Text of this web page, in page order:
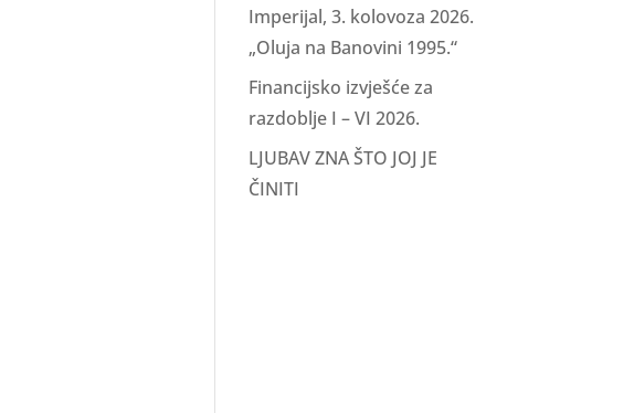
Imperijal, 3. kolovoza 2026.
„Oluja na Banovini 1995.“
Financijsko izvješće za
razdoblje I – VI 2026.
LJUBAV ZNA ŠTO JOJ JE
ČINITI